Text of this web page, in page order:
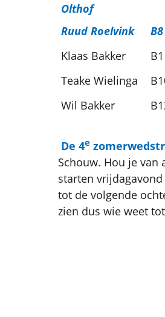
Olthof
Ruud Roelvink B8
Klaas Bakker
Teake Wielinga
Wil Bakker
De 4e
Schouw. Hou je van
starten
tot de volgende
zien dus wie weet